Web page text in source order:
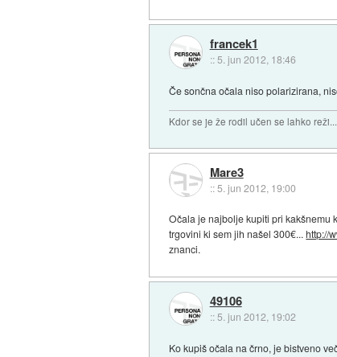
francek1
:: 5. jun 2012, 18:46
Če sončna očala niso polarizirana,
Kdor se je že rodil učen se lahko reži...
Mare3
::5. jun 2012, 19:00
Očala je najbolje kupiti pri kakšnemu
trgovini ki sem jih našel 300€...http://
znanci.
49106
:: 5. jun 2012, 19:02
Ko kupiš očala na črno, je bistveno